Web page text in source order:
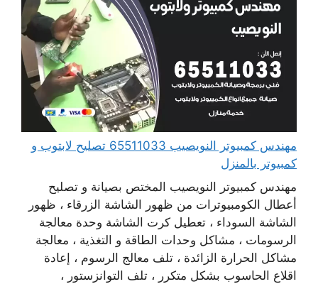
مهندس كمبيوتر النويصيب 65511033 تصليح لابتوب و
كمبيوتر بالمنزل
مهندس كمبيوتر النويصيب المختص بصيانة و تصليح
أعطال الكومبيوترات من ظهور الشاشة الزرقاء ، ظهور
الشاشة السوداء ، تعطيل كرت الشاشة وحدة معالجة
الرسومات ، مشاكل وحدات الطاقة و التغذية ، معالجة
مشاكل الحرارة الزائدة ، تلف معالج الرسوم ، إعادة
اقلاع الحاسوب بشكل متكرر ، تلف التوانزستور ،